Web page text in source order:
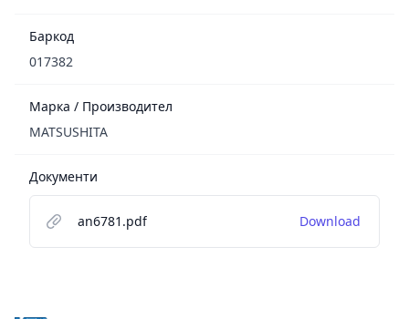
Баркод
017382
Марка / Производител
MATSUSHITA
Документи
an6781.pdf Download